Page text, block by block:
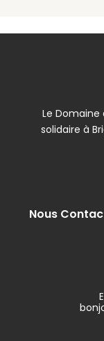
Le Domaine
solidaire à
Nous